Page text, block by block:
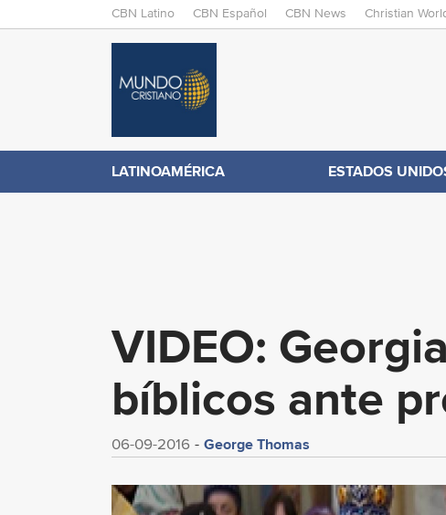
M
N
E
CBN Latino CBN Español CBN News Christian
C
B
N
.
m
LATINOAMÉRICA ESTADOS
VIDEO:
bíblicos ante
06-09-2016 George Thomas